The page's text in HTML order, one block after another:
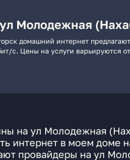
Молодежная
домашний интернет
с. Цены на услуги варьируются
на ул Молодежная
интернет в моем доме
провайдеры на ул